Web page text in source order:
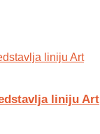
liniju Art